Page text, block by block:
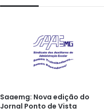
Saaemg: Nova edição do
Jornal Ponto de Vista